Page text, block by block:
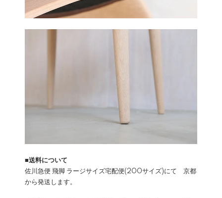
■送料について
佐川急便 飛脚 ラージサイズ宅配便(200サイズ)にて 京都
から発送します。